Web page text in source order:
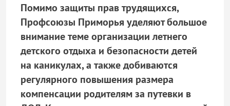
Помимо защиты прав трудящихся,
Профсоюзы Приморья уделяют большое
внимание теме организации летнего
детского отдыха и безопасности детей
на каникулах, а также добиваются
регулярного повышения размера
компенсации родителям за путевки в